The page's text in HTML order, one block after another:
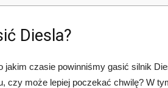
Diesla?
jakim czasie powinniśmy gasić silnik
czy może lepiej poczekać chwilę? W